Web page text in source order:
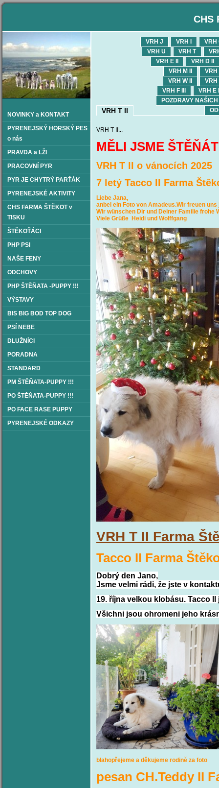
CHS
NOVINKY a KONTAKT
PYRENEJSKÝ HORSKÝ PES
o nás
PRAVDA a LŽI
PRACOVNÍ PYR
PYR JE CHYTRÝ PARŤÁK
PYRENEJSKÉ AKTIVITY
CHS FARMA ŠTĚKOT v
TISKU
ŠTĚKOŤÁCI
PHP PSI
NAŠE FENY
ODCHOVY
PHP ŠTĚŇATA -PUPPY !!!
VÝSTAVY
BIS BIG BOD TOP DOG
PSÍ NEBE
DLUŽNÍCI
PORADNA
STANDARD
PM ŠTĚŇATA-PUPPY !!!
PO ŠTĚŇATA-PUPPY !!!
PO FACE RASE PUPPY
PYRENEJSKÉ ODKAZY
VRH T II
VRH
VRH I
VRH J
VRH T
VRH U
VRH D II
VRH E II
VRH
VRH M II
VRH
VRH W II
VRH E
VRH F III
POZDRAVY
VRH T II...
MĚLI JSME
VRH T II o vánocích 2025
7 letý Tacco II Farma
Liebe Jana,
anbei ein Foto von Amadeus.Wir freuen
Wir wünschen Dir und Deiner Familie frohe
Viele Grüße Heidi und Wolffgang
VRH T II Farma
Tacco II Farma
Dobrý den Jano,
Jsme velmi rádi, že jste v
19. října velkou klobásu. Tacco
Všichni jsou ohromeni jeho
blahopřejeme a děkujeme rodině za foto
pesan CH.Teddy II